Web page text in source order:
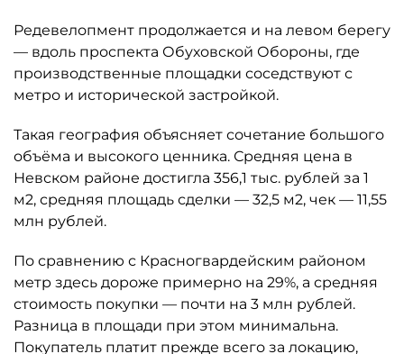
Редевелопмент продолжается и на левом берегу
— вдоль проспекта Обуховской Обороны, где
производственные площадки соседствуют с
метро и исторической застройкой.
Такая география объясняет сочетание большого
объёма и высокого ценника. Средняя цена в
Невском районе достигла 356,1 тыс. рублей за 1
м2, средняя площадь сделки — 32,5 м2, чек — 11,55
млн рублей.
По сравнению с Красногвардейским районом
метр здесь дороже примерно на 29%, а средняя
стоимость покупки — почти на 3 млн рублей.
Разница в площади при этом минимальна.
Покупатель платит прежде всего за локацию,